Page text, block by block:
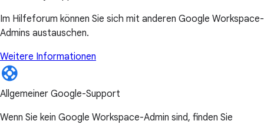
Im Hilfeforum können Sie sich mit anderen Google Workspace-
Admins austauschen.
Weitere Informationen
Allgemeiner Google-Support
Wenn Sie kein Google Workspace-Admin sind, finden Sie